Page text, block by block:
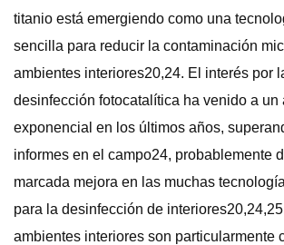
titanio está emergiendo como una
sencilla para reducir la contaminación
ambientes interiores20,24. El interés por
desinfección fotocatalítica ha venido a un
exponencial en los últimos años,
informes en el campo24, probablemente
marcada mejora en las muchas
para la desinfección de
ambientes interiores son particularmente